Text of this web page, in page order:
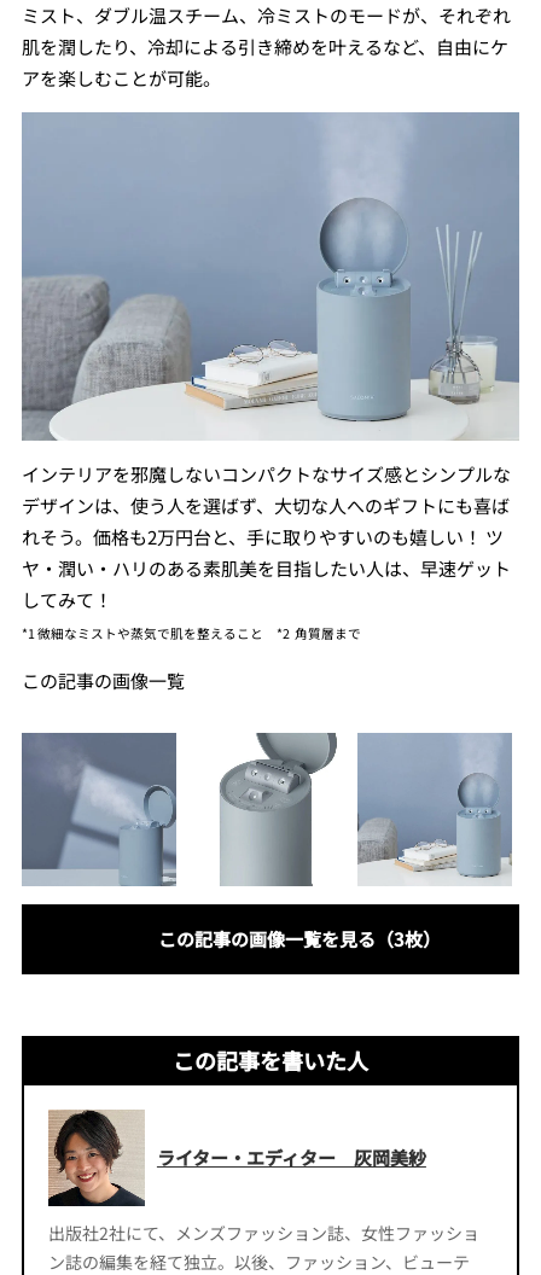
ミスト、ダブル温スチーム、冷ミストのモードが、それぞれ
肌を潤したり、冷却による引き締めを叶えるなど、自由にケ
アを楽しむことが可能。
インテリアを邪魔しないコンパクトなサイズ感とシンプルな
デザインは、使う人を選ばず、大切な人へのギフトにも喜ば
れそう。価格も2万円台と、手に取りやすいのも嬉しい！ ツ
ヤ・潤い・ハリのある素肌美を目指したい人は、早速ゲット
してみて！
*1 微細なミストや蒸気で肌を整えること *2 角質層まで
この記事の画像一覧
この記事の画像一覧を見る（3枚）
この記事を書いた人
ライター・エディター 灰岡美紗
出版社2社にて、メンズファッション誌、女性ファッショ
ン誌の編集を経て独立。以後、ファッション、ビューテ